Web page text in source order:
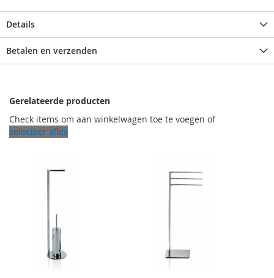
Details
Betalen en verzenden
Gerelateerde producten
Check items om aan winkelwagen toe te voegen of
selecteer alles